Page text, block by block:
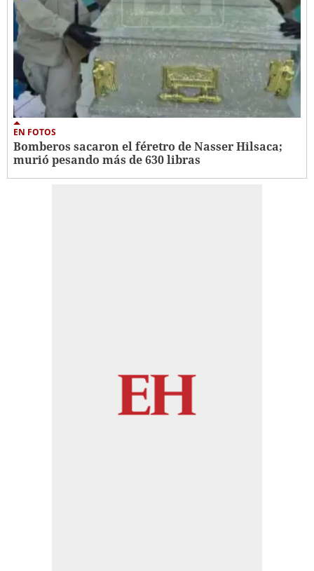
EN FOTOS
Bomberos sacaron el féretro de Nasser Hilsaca;
murió pesando más de 630 libras